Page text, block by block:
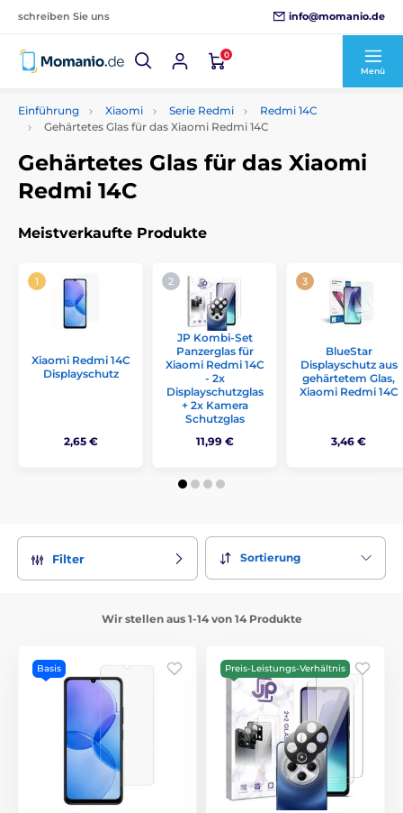
schreiben Sie uns info@momanio.de
0
Menü
Einführung Xiaomi Serie Redmi
Redmi 14C
Gehärtetes Glas für das Xiaomi Redmi 14C
Gehärtetes Glas für das Xiaomi
Redmi 14C
Meistverkaufte Produkte
Xiaomi Redmi 14C
Displayschutz
2,65 €
JP Kombi-Set
Panzerglas für
Xiaomi Redmi 14C
- 2x
Displayschutzglas
+ 2x Kamera
Schutzglas
11,99 €
BlueStar
Displayschutz aus
gehärtetem Glas,
Xiaomi Redmi 14C
3,46 €
Filter Sortierung
Wir stellen aus 1-14 von 14 Produkte
Basis Preis-Leistungs-Verhältnis